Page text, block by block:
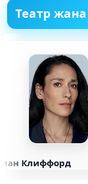
Театр
Клиффорд